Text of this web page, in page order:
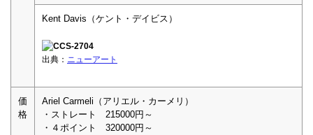
Kent Davis（ケント・デイビス）
出典： ニューアート
価
格
Ariel Carmeli（アリエル・カーメリ）
・ストレート 215000円～
・４ポイント 320000円～